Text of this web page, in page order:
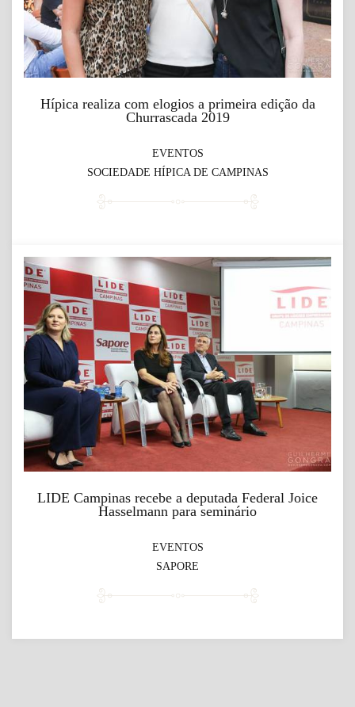
Hípica realiza com elogios a primeira edição da
Churrascada 2019
EVENTOS
SOCIEDADE HÍPICA DE CAMPINAS
LIDE Campinas recebe a deputada Federal Joice
Hasselmann para seminário
EVENTOS
SAPORE